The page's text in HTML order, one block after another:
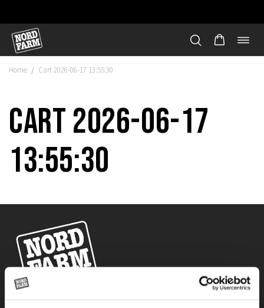
Hoppa
innehåll
Home / Cart 2026-06-17 13:55:30
Cart 2026-06-17
13:55:30